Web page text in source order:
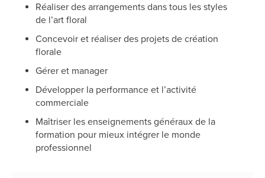
Réaliser des arrangements dans tous les styles
de l’art floral
Concevoir et réaliser des projets de création
florale
Gérer et manager
Développer la performance et l’activité
commerciale
Maîtriser les enseignements généraux de la
formation pour mieux intégrer le monde
professionnel